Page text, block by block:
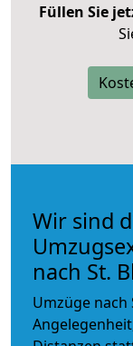
Füllen Sie
Wir sind
nach St.
Umzüge nach